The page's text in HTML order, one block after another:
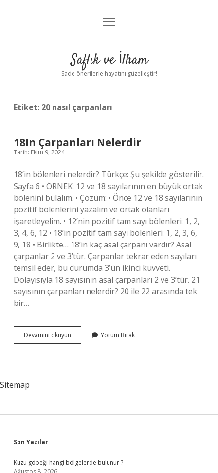
Anasayfa
Yasal Uyarı
menüyü
Saflık ve İlham
Sade önerilerle hayatını güzelleştir!
Etiket: 20 nasıl çarpanları
18In Çarpanları Nelerdir
Tarih: Ekim 9, 2024
18’in bölenleri nelerdir? Türkçe: Şu şekilde gösterilir.
Sayfa 6 • ÖRNEK: 12 ve 18 sayılarının en büyük ortak
bölenini bulalım. • Çözüm: • Önce 12 ve 18 sayılarının
pozitif bölenlerini yazalım ve ortak olanları
işaretleyelim. • 12’nin pozitif tam sayı bölenleri: 1, 2,
3, 4, 6, 12 • 18’in pozitif tam sayı bölenleri: 1, 2, 3, 6,
9, 18 • Birlikte… 18’in kaç asal çarpanı vardır? Asal
çarpanlar 2 ve 3’tür. Çarpanlar tekrar eden sayıları
temsil eder, bu durumda 3’ün ikinci kuvveti.
Dolayısıyla 18 sayısının asal çarpanları 2 ve 3’tür. 21
sayısının çarpanları nelerdir? 20 ile 22 arasında tek
bir…
Devamını okuyun
Çarpanları
Yorum Bırak
Sitemap
Sidebar
Son Yazılar
Kuzu göbeği hangi bölgelerde bulunur ?
Ağustos 8, 2026